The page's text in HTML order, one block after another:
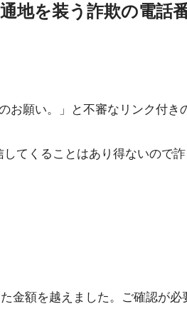
地を装う詐欺の電話
お願い。」と不審なリンク付き
てくることはあり得ないので詐
金額を越えました。ご確認が必